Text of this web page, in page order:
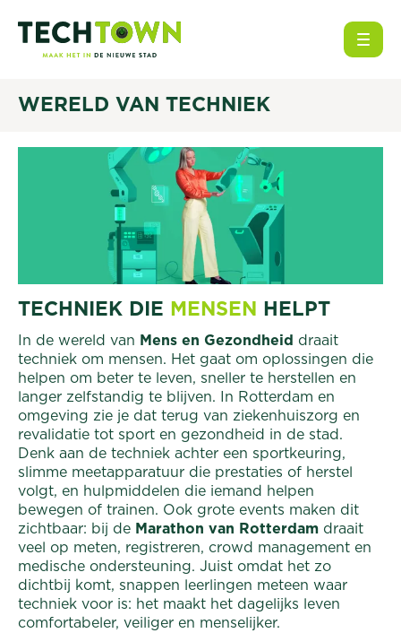
WERELD VAN TECHNIEK
TECHNIEK DIE MENSEN HELPT
In de wereld van Mens en Gezondheid draait
techniek om mensen. Het gaat om oplossingen die
helpen om beter te leven, sneller te herstellen en
langer zelfstandig te blijven. In Rotterdam en
omgeving zie je dat terug van ziekenhuiszorg en
revalidatie tot sport en gezondheid in de stad.
Denk aan de techniek achter een sportkeuring,
slimme meetapparatuur die prestaties of herstel
volgt, en hulpmiddelen die iemand helpen
bewegen of trainen. Ook grote events maken dit
zichtbaar: bij de Marathon van Rotterdam draait
veel op meten, registreren, crowd management en
medische ondersteuning. Juist omdat het zo
dichtbij komt, snappen leerlingen meteen waar
techniek voor is: het maakt het dagelijks leven
comfortabeler, veiliger en menselijker.